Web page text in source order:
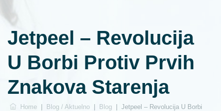
Jetpeel – Revolucija
U Borbi Protiv Prvih
Znakova Starenja
Home Blog / Aktuelno Blog
Jetpeel – Revolucija U Borbi